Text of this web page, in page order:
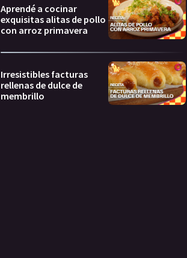
Aprendé a cocinar
exquisitas alitas de pollo
con arroz primavera
Irresistibles facturas
rellenas de dulce de
membrillo